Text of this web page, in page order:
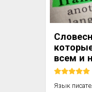
сам не
словарях и
— Алло,
всем и
Язык